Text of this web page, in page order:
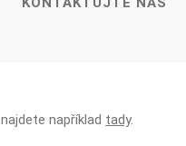
najdete například tady.